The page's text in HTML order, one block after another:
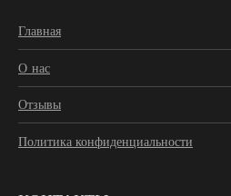
Главная
О нас
Отзывы
Политика конфиденциальности